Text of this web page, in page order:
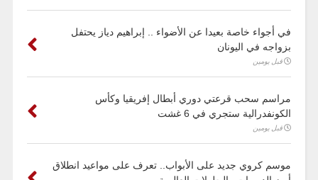
في أجواء خاصة بعيدا عن الأضواء .. إبراهيم دياز يحتفل
بزواجه في اليونان
قبل يومين
مراسم سحب قرعتي دوري أبطال إفريقيا وكأس
الكونفدرالية ستجري في 6 غشت
قبل يومين
موسم كروي جديد على الأبواب.. تعرف على مواعيد انطلاق